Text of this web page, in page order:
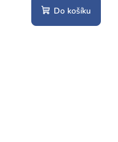
Do košíku